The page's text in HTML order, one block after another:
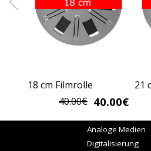
18 cm Filmrolle
40.00€ 40.00€
21
Analoge Medien
Digitalisierung